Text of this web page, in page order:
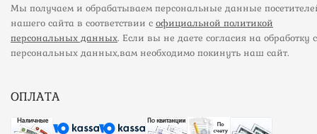
Мы получаем и обрабатываем персональные данные
нашего сайта в соответствии с официальной политикой
персональных данных. Если вы не даете согласия на обработку
персональных данных,вам необходимо покинуть наш сайт.
ОПЛАТА